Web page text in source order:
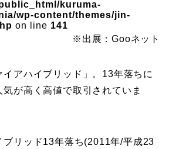
kuruma-
wp-content/themes/jin-
on line 141
※出展：Gooネット
イアハイブリッド」。13年落ちに
が高く高値で取引されていま
ブリッド13年落ち(2011年/平成23